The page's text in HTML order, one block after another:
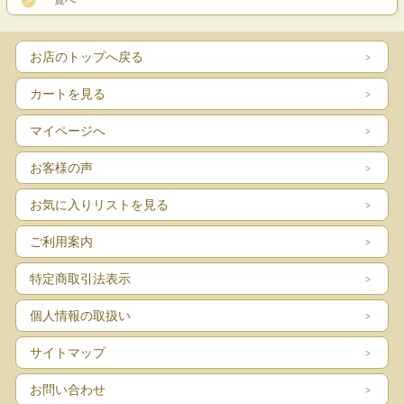
お店のトップへ戻る
カートを見る
マイページへ
お客様の声
お気に入りリストを見る
ご利用案内
特定商取引法表示
個人情報の取扱い
サイトマップ
お問い合わせ